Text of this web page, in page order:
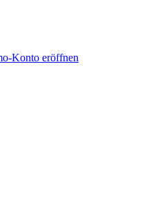
Konto eröffnen